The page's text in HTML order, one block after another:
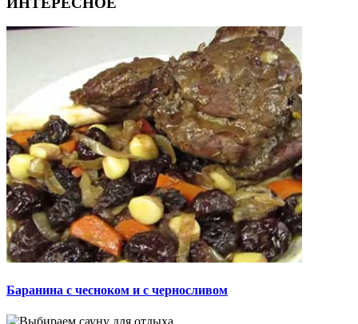
Баранина с чесноком и с черносливом